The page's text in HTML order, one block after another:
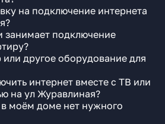
на подключение интернета
занимает подключение
другое оборудование для
интернет вместе с ТВ или
на ул Журавлиная?
в моём доме нет нужного